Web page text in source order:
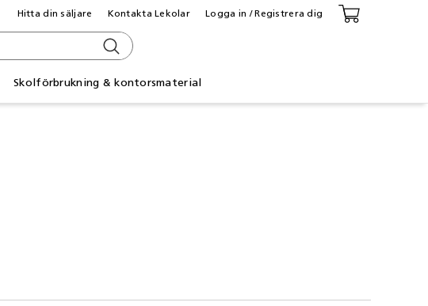
Skolförbrukning & kontorsmaterial
Hitta din säljare Kontakta Lekolar Logga in / Registrera dig